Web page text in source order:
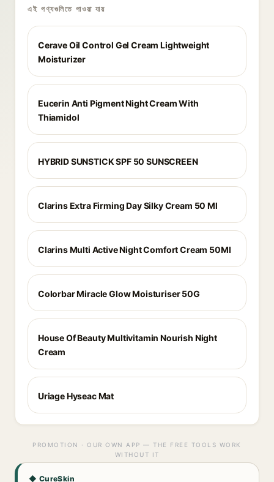
এই পণ্যগুলিতে পাওয়া যায়
Cerave Oil Control Gel Cream Lightweight
Moisturizer
Eucerin Anti Pigment Night Cream With
Thiamidol
HYBRID SUNSTICK SPF 50 SUNSCREEN
Clarins Extra Firming Day Silky Cream 50 Ml
Clarins Multi Active Night Comfort Cream 50Ml
Colorbar Miracle Glow Moisturiser 50G
House Of Beauty Multivitamin Nourish Night
Cream
Uriage Hyseac Mat
PROMOTION · OUR OWN APP — THE FREE TOOLS WORK
WITHOUT IT
◆ CureSkin